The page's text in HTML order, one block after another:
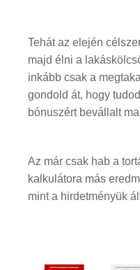
Tehát az elején
majd élni a
inkább csak a
gondold át, hogy
bónuszért bevállalt
Az már csak hab a
kalkulátora más
mint a hirdetményük